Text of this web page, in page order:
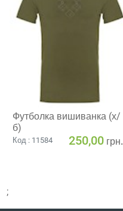
Футболка вишиванка (х/
б)
Код : 11584 250,00 грн.
;